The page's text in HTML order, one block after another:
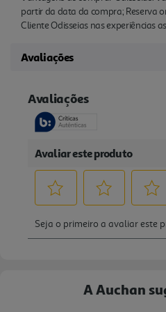
partir da data da compra; Reserva
Cliente Odisseias nas experiências
Avaliações
A Auchan